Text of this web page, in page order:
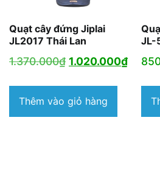
Quạt cây đứng Jiplai
JL2017 Thái Lan
1.370.000₫ Giá
là:
1.370.000₫.
1.020.000₫Giá
Thêm vào giỏ hàng
JL-